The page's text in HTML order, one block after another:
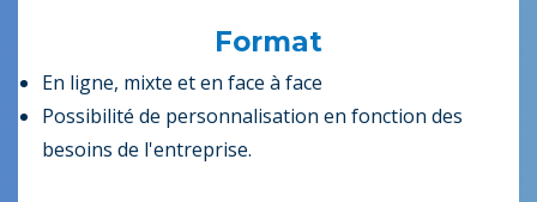
Format
En ligne, mixte et en face à face
Possibilité de personnalisation en fonction des
besoins de l'entreprise.